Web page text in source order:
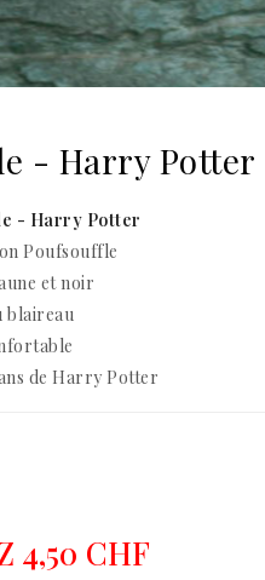
- Harry Potter
- Harry Potter
Poufsouffle
et noir
blaireau
de Harry Potter
4,50 CHF